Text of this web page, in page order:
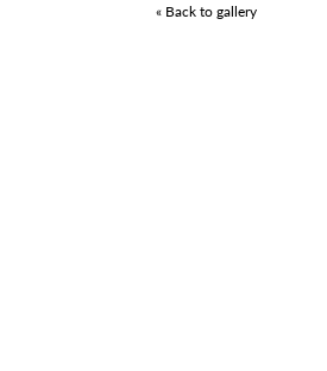
« Back to gallery